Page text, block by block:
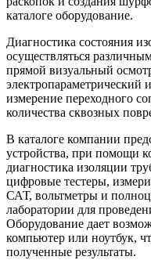
каталоге оборудование.
Диагностика состояния
осуществляться
прямой визуальный
электропараметрический
измерение переходного
количества сквозных
В каталоге компании
устройства, при помощи
диагностика изоляции
цифровые тестеры,
САТ, вольтметры и
лаборатории для
Оборудование дает
компьютер или ноутбук,
полученные результаты.